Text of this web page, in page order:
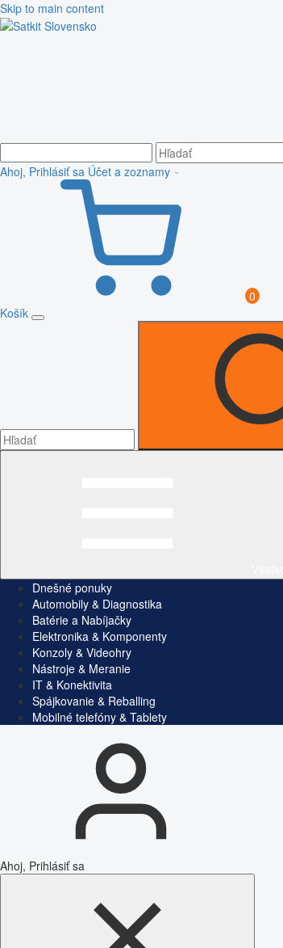
Skip to main content
Ahoj, Prihlásiť sa Účet a zoznamy
0
Košík
Dnešné ponuky
Automobily & Diagnostika
Batérie a Nabíjačky
Elektronika & Komponenty
Konzoly & Videohry
Nástroje & Meranie
IT & Konektivita
Spájkovanie & Reballing
Mobilné telefóny & Tablety
Ahoj, Prihlásiť sa